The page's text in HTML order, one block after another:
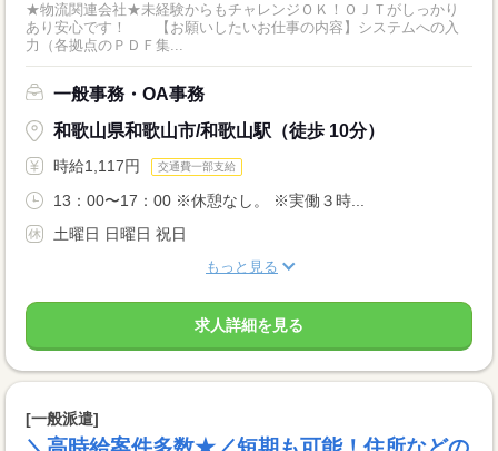
★物流関連会社★未経験からもチャレンジＯＫ！ＯＪＴがしっかり
あり安心です！ 【お願いしたいお仕事の内容】システムへの入
力（各拠点のＰＤＦ集...
一般事務・OA事務
和歌山県和歌山市/和歌山駅（徒歩 10分）
時給1,117円 交通費一部支給
13：00〜17：00 ※休憩なし。 ※実働３時...
土曜日 日曜日 祝日
もっと見る
求人詳細を見る
[一般派遣]